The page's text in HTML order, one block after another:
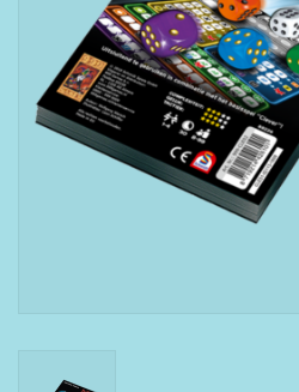
Puzzels & Spellen
Collectables